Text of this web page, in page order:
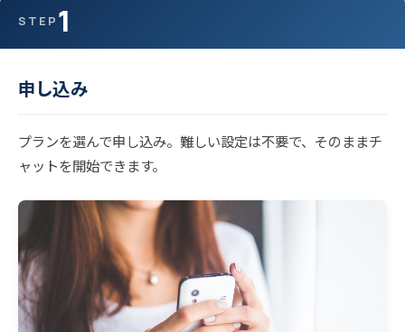
STEP 1
申し込み
プランを選んで申し込み。難しい設定は不要で、そのままチ
ャットを開始できます。